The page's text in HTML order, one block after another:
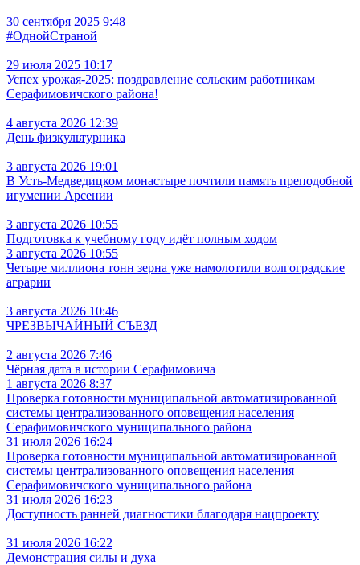
30 сентября 2025 9:48
#ОднойСтраной
29 июля 2025 10:17
Успех урожая-2025: поздравление сельским работникам
Серафимовичского района!
4 августа 2026 12:39
День физкультурника
3 августа 2026 19:01
В Усть‑Медведицком монастыре почтили память преподобной
игумении Арсении
3 августа 2026 10:55
Подготовка к учебному году идёт полным ходом
3 августа 2026 10:55
Четыре миллиона тонн зерна уже намолотили волгоградские
аграрии
3 августа 2026 10:46
ЧРЕЗВЫЧАЙНЫЙ СЪЕЗД
2 августа 2026 7:46
Чёрная дата в истории Серафимовича
1 августа 2026 8:37
Проверка готовности муниципальной автоматизированной
системы централизованного оповещения населения
Серафимовичского муниципального района
31 июля 2026 16:24
Проверка готовности муниципальной автоматизированной
системы централизованного оповещения населения
Серафимовичского муниципального района
31 июля 2026 16:23
Доступность ранней диагностики благодаря нацпроекту
31 июля 2026 16:22
Демонстрация силы и духа